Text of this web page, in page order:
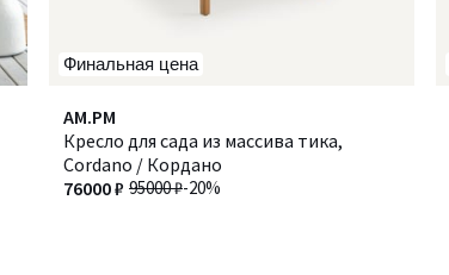
Финальная цена
AM.PM
Кресло для сада из массива тика,
Cordano / Кордано
95000 ₽-20%
76000 ₽